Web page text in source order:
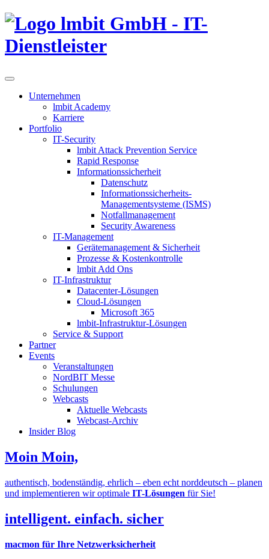
lmbit GmbH - IT-
Dienstleister
Unternehmen
lmbit Academy
Karriere
Portfolio
IT-Security
lmbit Attack Prevention Service
Rapid Response
Informationssicherheit
Datenschutz
Informationssicherheits-
Managementsysteme (ISMS)
Notfallmanagement
Security Awareness
IT-Management
Gerätemanagement & Sicherheit
Prozesse & Kostenkontrolle
lmbit Add Ons
IT-Infrastruktur
Datacenter-Lösungen
Cloud-Lösungen
Microsoft 365
lmbit-Infrastruktur-Lösungen
Service & Support
Partner
Events
Veranstaltungen
NordBIT Messe
Schulungen
Webcasts
Aktuelle Webcasts
Webcast-Archiv
Insider Blog
Moin Moin,
authentisch, bodenständig, ehrlich – eben echt norddeutsch – planen
und implementieren wir optimale IT-Lösungen für Sie!
intelligent. einfach. sicher
macmon für Ihre Netzwerksicherheit